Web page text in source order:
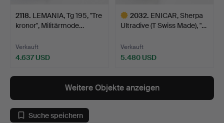
2118. LEMANIA, Tg 195, "Tre
kronor", Militärmode…
Verkauft
4.637 USD
2032. ENICAR, Sherpa
Ultradive (T Swiss Made), "…
Verkauft
5.480 USD
Weitere Objekte anzeigen
Suche speichern